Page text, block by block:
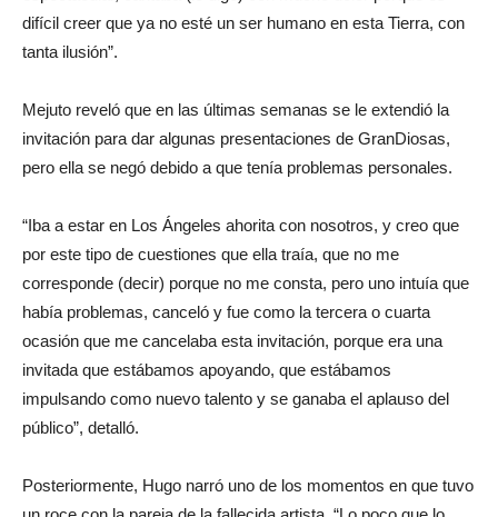
difícil creer que ya no esté un ser humano en esta Tierra, con
tanta ilusión”.
Mejuto reveló que en las últimas semanas se le extendió la
invitación para dar algunas presentaciones de GranDiosas,
pero ella se negó debido a que tenía problemas personales.
“Iba a estar en Los Ángeles ahorita con nosotros, y creo que
por este tipo de cuestiones que ella traía, que no me
corresponde (decir) porque no me consta, pero uno intuía que
había problemas, canceló y fue como la tercera o cuarta
ocasión que me cancelaba esta invitación, porque era una
invitada que estábamos apoyando, que estábamos
impulsando como nuevo talento y se ganaba el aplauso del
público”, detalló.
Posteriormente, Hugo narró uno de los momentos en que tuvo